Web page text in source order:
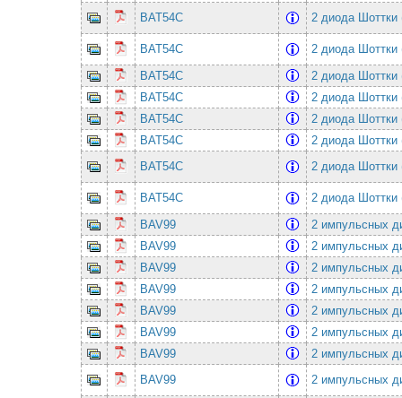
BAT54C
2 диода
BAT54C
2 диода
BAT54C
2 диода
BAT54C
2 диода
BAT54C
2 диода
BAT54C
2 диода
BAT54C
2 диода
BAT54C
2 диода
BAV99
2 импульсных
BAV99
2 импульсных
BAV99
2 импульсных
BAV99
2 импульсных
BAV99
2 импульсных
BAV99
2 импульсных
BAV99
2 импульсных
BAV99
2 импульсных